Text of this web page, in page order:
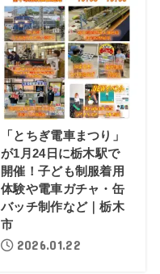
「とちぎ電車まつり」
が1月24日に栃木駅で
開催！子ども制服着用
体験や電車ガチャ・缶
バッチ制作など｜栃木
市
2026.01.22